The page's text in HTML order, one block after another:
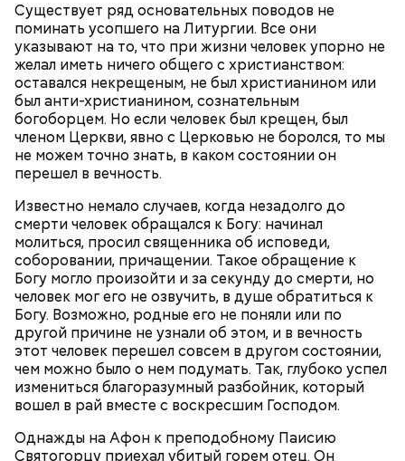
Существует ряд основательных поводов не
поминать усопшего на Литургии. Все они
указывают на то, что при жизни человек упорно не
желал иметь ничего общего с христианством:
оставался некрещеным, не был христианином или
был анти-христианином, сознательным
богоборцем. Но если человек был крещен, был
членом Церкви, явно с Церковью не боролся, то мы
не можем точно знать, в каком состоянии он
перешел в вечность.
Известно немало случаев, когда незадолго до
смерти человек обращался к Богу: начинал
молиться, просил священника об исповеди,
соборовании, причащении. Такое обращение к
Богу могло произойти и за секунду до смерти, но
человек мог его не озвучить, в душе обратиться к
Богу. Возможно, родные его не поняли или по
другой причине не узнали об этом, и в вечность
этот человек перешел совсем в другом состоянии,
чем можно было о нем подумать. Так, глубоко успел
измениться благоразумный разбойник, который
вошел в рай вместе с воскресшим Господом.
Однажды на Афон к преподобному Паисию
Святогорцу приехал убитый горем отец. Он
Святой Николай Чудотворец считается
покровителем путешествующих, а также
оберегает детей и подростков. Многие мамы
провожают своих чад на прогулку, прося святого
Николая присмотреть за ними, сберечь от разных
уличных происшествий. Кроме того, святому
Николаю молятся о вразумлении своих детей,
попавших в плохую компанию, и хуже того —
пристрастившихся к наркотикам. Молятся
Множество людей совершают паломнические
поездки, чтобы поклониться мощам Святителя
Николая, которые находятся в Италии. 19 декабря
отмечается Никола Зимний, а 22 мая Никола вешний
обретении его мощей.
Кабачки очистить от кожицы. Нарезать
кружочками или дольками, предварительно удалив
сердцевину. Нарезанные кабачки обвалять в муке и
обжарить в масле (половина нормы). Зеленый лук
нашинковать, слегка спас-серовать в оставшемся
масле и добавить к нему нашинкованные листья
Томаты «Без заморочек», аджика
и лечо: топ-8 проверенных
рецептов закруток на зиму
Первые блюда